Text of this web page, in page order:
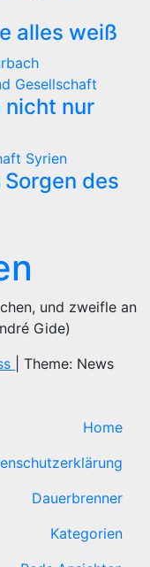
alles weiß
Gesellschaft
nicht nur
Syrien
des
und zweifle an
Gide)
Theme: News
Home
Dauerbrenner
Kategorien